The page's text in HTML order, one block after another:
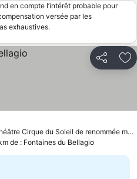
en compte l’intérêt probable pour
versée par les
exhaustives.
Partager
Théâtre Cirque du Soleil de renommée mondiale
de : Fontaines du Bellagio